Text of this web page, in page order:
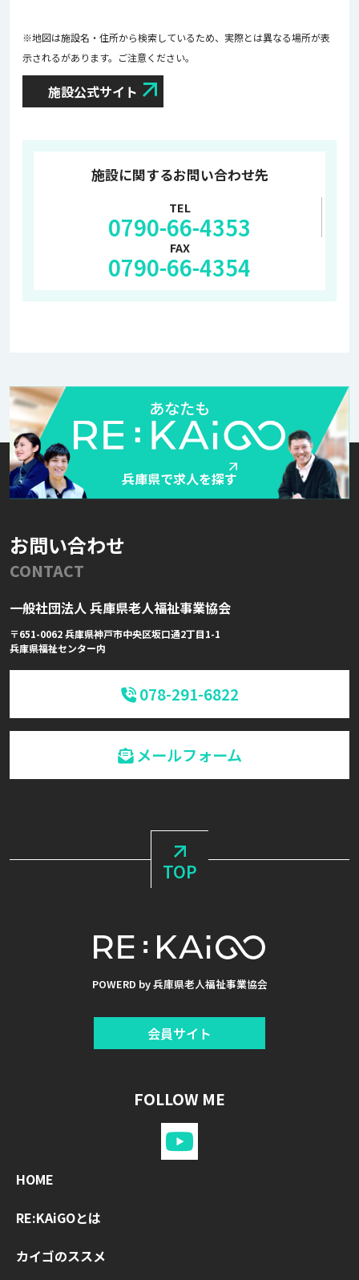
※地図は施設名・住所から検索しているため、実際とは異なる場所が表
示されるがあります。ご注意ください。
施設公式サイト
施設に関するお問い合わせ先
TEL
0790-66-4353
FAX
0790-66-4354
あなたも
兵庫県で求人を探す
お問い合わせ
CONTACT
一般社団法人 兵庫県老人福祉事業協会
〒651-0062 兵庫県神戸市中央区坂口通2丁目1-1
兵庫県福祉センター内
078-291-6822
メールフォーム
TOP
FOLLOW ME
POWERD by 兵庫県老人福祉事業協会
会員サイト
HOME
RE:KAiGOとは
カイゴのススメ